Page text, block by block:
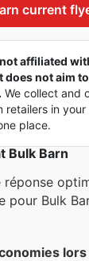
current
affiliated
does not aim
We collect and
retailers in your
place.
Bulk Barn
réponse
pour Bulk